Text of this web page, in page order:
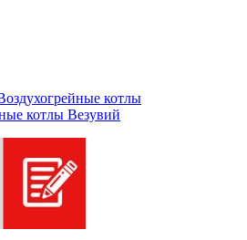
котлы
котлы Везувий